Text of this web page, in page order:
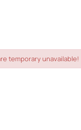
temporary unavailable!